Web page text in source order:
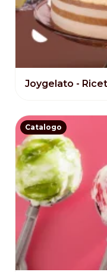
Joygelato -
Catalogo